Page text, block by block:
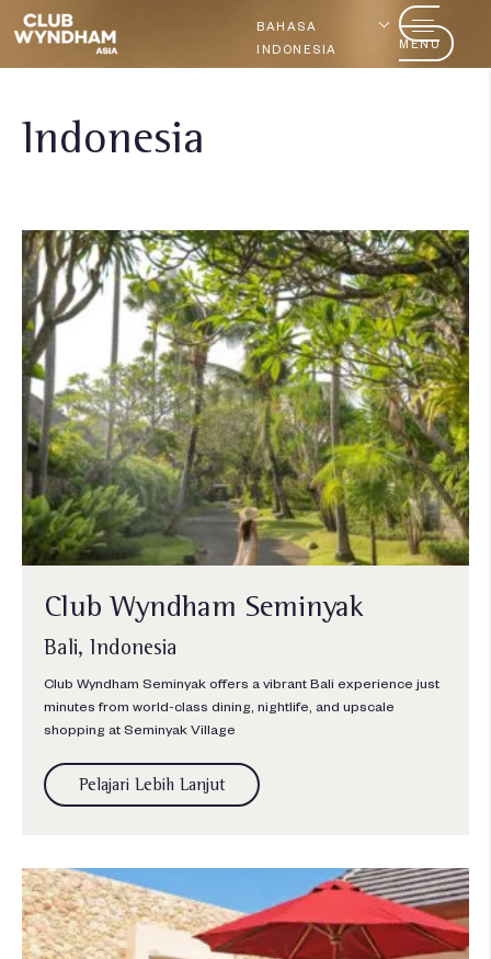
BAHASA
INDONESIA
MENU
Indonesia
Club Wyndham Seminyak
Bali, Indonesia
Club Wyndham Seminyak offers a vibrant Bali experience just
minutes from world-class dining, nightlife, and upscale
shopping at Seminyak Village
Pelajari Lebih Lanjut